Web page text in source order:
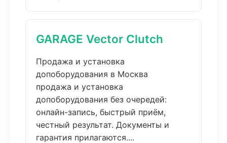
GARAGE Vector Clutch
Продажа и установка
допоборудования в Москва
продажа и установка
допоборудования без очередей:
онлайн-запись, быстрый приём,
честный результат. Документы и
гарантия прилагаются....